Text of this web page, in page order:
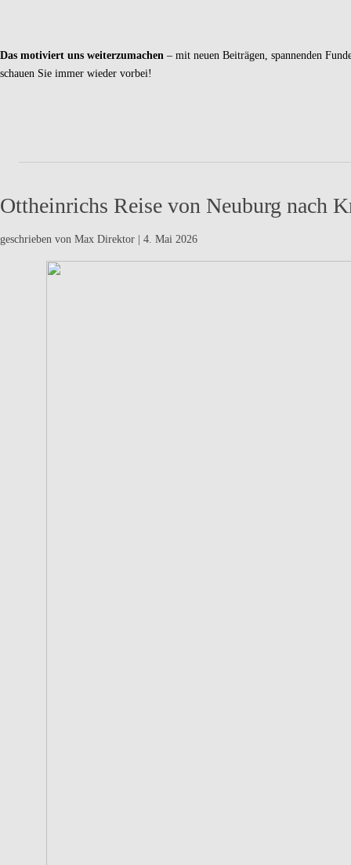
Das motiviert uns weiterzumachen – mit neuen Beiträgen, spannenden
schauen Sie immer wieder vorbei!
Ottheinrichs Reise von Neuburg nach
geschrieben von Max Direktor 4. Mai 2026